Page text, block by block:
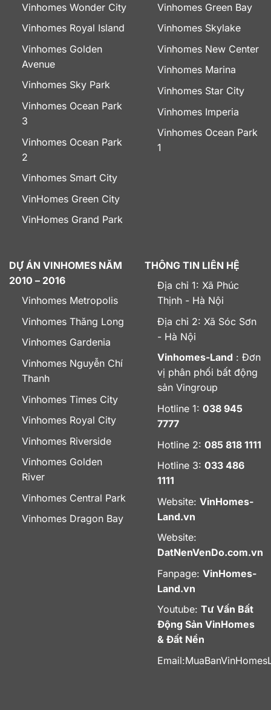
Vinhomes Wonder City
Vinhomes Royal Island
Vinhomes Golden
Avenue
Vinhomes Sky Park
Vinhomes Ocean Park
3
Vinhomes Ocean Park
2
Vinhomes Smart City
VinHomes Green City
VinHomes Grand Park
Vinhomes Green Bay
Vinhomes Skylake
Vinhomes New Center
Vinhomes Marina
Vinhomes Star City
Vinhomes Imperia
Vinhomes Ocean Park
1
DỰ ÁN VINHOMES NĂM
2010 – 2016
Vinhomes Metropolis
Vinhomes Thăng Long
Vinhomes Gardenia
Vinhomes Nguyễn Chí
Thanh
Vinhomes Times City
Vinhomes Royal City
Vinhomes Riverside
Vinhomes Golden
River
Vinhomes Central Park
Vinhomes Dragon Bay
THÔNG TIN LIÊN HỆ
Địa chỉ 1: Xã Phúc
Thịnh - Hà Nội
Địa chỉ 2: Xã Sóc Sơn
- Hà Nội
Vinhomes-Land : Đơn
vị phân phối bất động
sản Vingroup
Hotline 1: 038 945
7777
Hotline 2: 085 818 1111
Hotline 3: 033 486
1111
Website: VinHomes-
Land.vn
Website:
DatNenVenDo.com.vn
Fanpage: VinHomes-
Land.vn
Youtube: Tư Vấn Bất
Động Sản VinHomes
& Đất Nền
Email: